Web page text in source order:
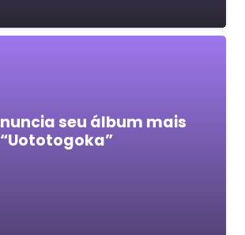
seu álbum mais